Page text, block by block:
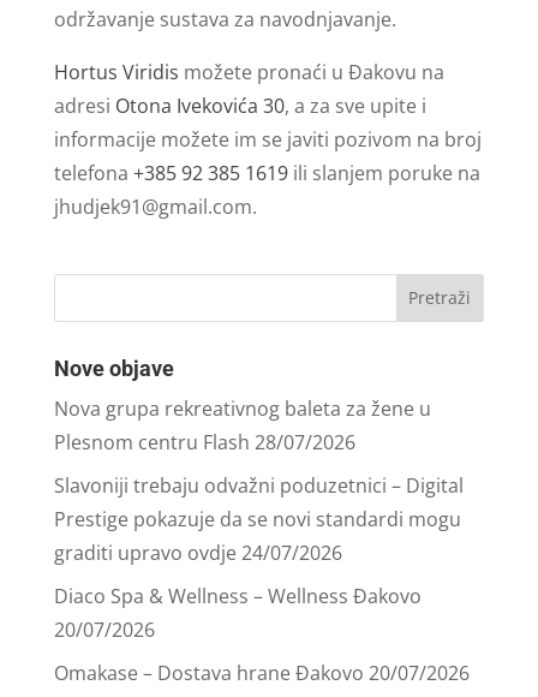
održavanje sustava za navodnjavanje.
Hortus Viridis možete pronaći u Đakovu na
adresi Otona Ivekovića 30, a za sve upite i
informacije možete im se javiti pozivom na broj
telefona +385 92 385 1619 ili slanjem poruke na
jhudjek91@gmail.com.
Nove objave
Nova grupa rekreativnog baleta za žene u
Plesnom centru Flash 28/07/2026
Slavoniji trebaju odvažni poduzetnici – Digital
Prestige pokazuje da se novi standardi mogu
graditi upravo ovdje24/07/2026
Diaco Spa & Wellness – Wellness Đakovo
20/07/2026
Omakase – Dostava hrane Đakovo 20/07/2026